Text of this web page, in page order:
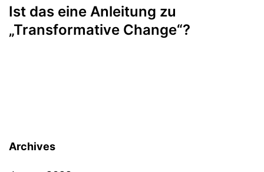
Ist das eine Anleitung zu
„Transformative Change“?
Archives